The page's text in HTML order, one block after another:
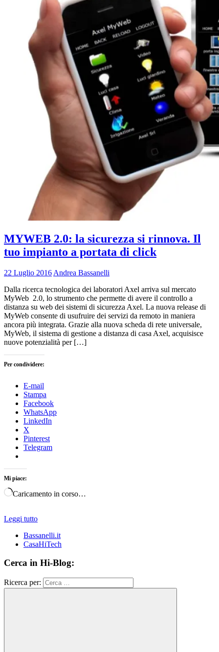
MYWEB 2.0: la sicurezza si rinnova. Il
tuo impianto a portata di click
22 Luglio 2016 Andrea Bassanelli
Dalla ricerca tecnologica dei laboratori Axel arriva sul mercato
MyWeb 2.0, lo strumento che permette di avere il controllo a
distanza su web dei sistemi di sicurezza Axel. La nuova release di
MyWeb consente di usufruire dei servizi da remoto in maniera
ancora più integrata. Grazie alla nuova scheda di rete universale,
MyWeb, il sistema di gestione a distanza di casa Axel, acquisisce
nuove potenzialità per […]
Per condividere:
E-mail
Stampa
Facebook
WhatsApp
LinkedIn
X
Pinterest
Telegram
Mi piace:
Caricamento in corso…
Leggi tutto
Bassanelli.it
CasaHiTech
Cerca in Hi-Blog:
Ricerca per: